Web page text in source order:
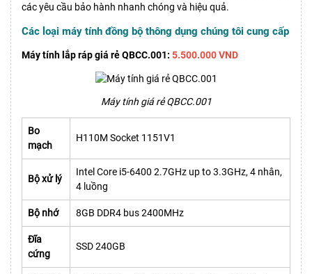
các yêu cầu bảo hành nhanh chóng và hiệu quả.
Các loại máy tính đồng bộ thông dụng chúng tôi cung cấp
Máy tính lắp ráp giá rẻ QBCC.001: 5.500.000 VND
Máy tính giá rẻ QBCC.001
Bo
mạch
H110M Socket 1151V1
Bộ xử lý
Intel Core i5-6400 2.7GHz up to 3.3GHz, 4 nhân,
4 luồng
Bộ nhớ 8GB DDR4 bus 2400MHz
Đĩa
cứng
SSD 240GB